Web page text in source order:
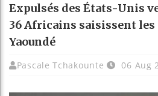
Expulsés des États-Unis
36 Africains saisissent
Yaoundé
Pascale Tchakounte 06 Aug